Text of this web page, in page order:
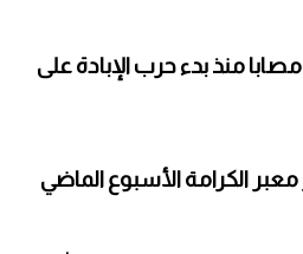
73,384 شهيدا و174,242 مصابا منذ بدء حرب الإبادة على